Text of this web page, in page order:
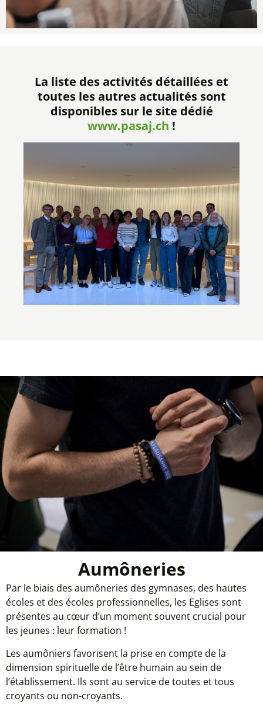
La liste des activités détaillées et
toutes les autres actualités sont
disponibles sur le site dédié
www.pasaj.ch !
Aumôneries
Par le biais des aumôneries des gymnases, des hautes
écoles et des écoles professionnelles, les Eglises sont
présentes au cœur d’un moment souvent crucial pour
les jeunes : leur formation !
Les aumôniers favorisent la prise en compte de la
dimension spirituelle de l’être humain au sein de
l’établissement. Ils sont au service de toutes et tous
croyants ou non-croyants.